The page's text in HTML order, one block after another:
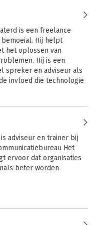
inspiratieroman 'Marijn
is een freelance
Hij helpt
het oplossen van
Hij is een
spreker en adviseur als
invloed die technologie
en Syndey tot
tot Jaipur, India en
in Londen, Parijs, Berlijn
alle plekken in
Ministerie van
adviseur en trainer bij
Het
ervoor dat organisaties
beter worden
Scholte